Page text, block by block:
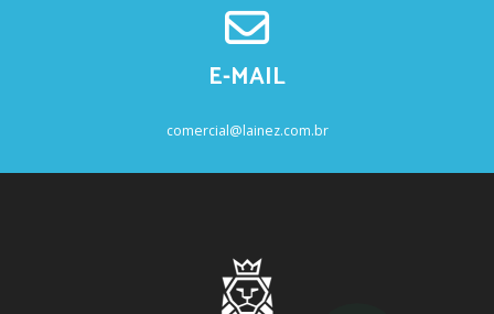
E-MAIL
comercial@lainez.com.br